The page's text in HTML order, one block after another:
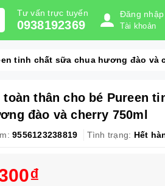
Tư vấn trực tuyến
0938192369
Đăng nhập
Tài khoản
tinh chất sữa chua hương đào và
toàn thân cho bé Pureen
đào và cherry 750ml
9556123238819 Tình trạng: Hết